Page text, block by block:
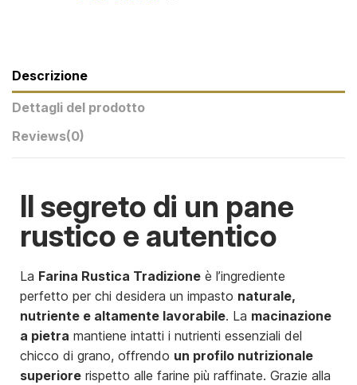
Descrizione
Dettagli del prodotto
Reviews(0)
Il segreto di un pane
rustico e autentico
La Farina Rustica Tradizione è l’ingrediente
perfetto per chi desidera un impasto naturale,
nutriente e altamente lavorabile. La macinazione
a pietra mantiene intatti i nutrienti essenziali del
chicco di grano, offrendo un profilo nutrizionale
superiore rispetto alle farine più raffinate. Grazie alla